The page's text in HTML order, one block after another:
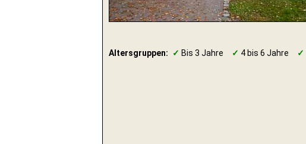
Altersgruppen: ✓ Bis 3 Jahre ✓ 4 bis 6 Jahre ✓